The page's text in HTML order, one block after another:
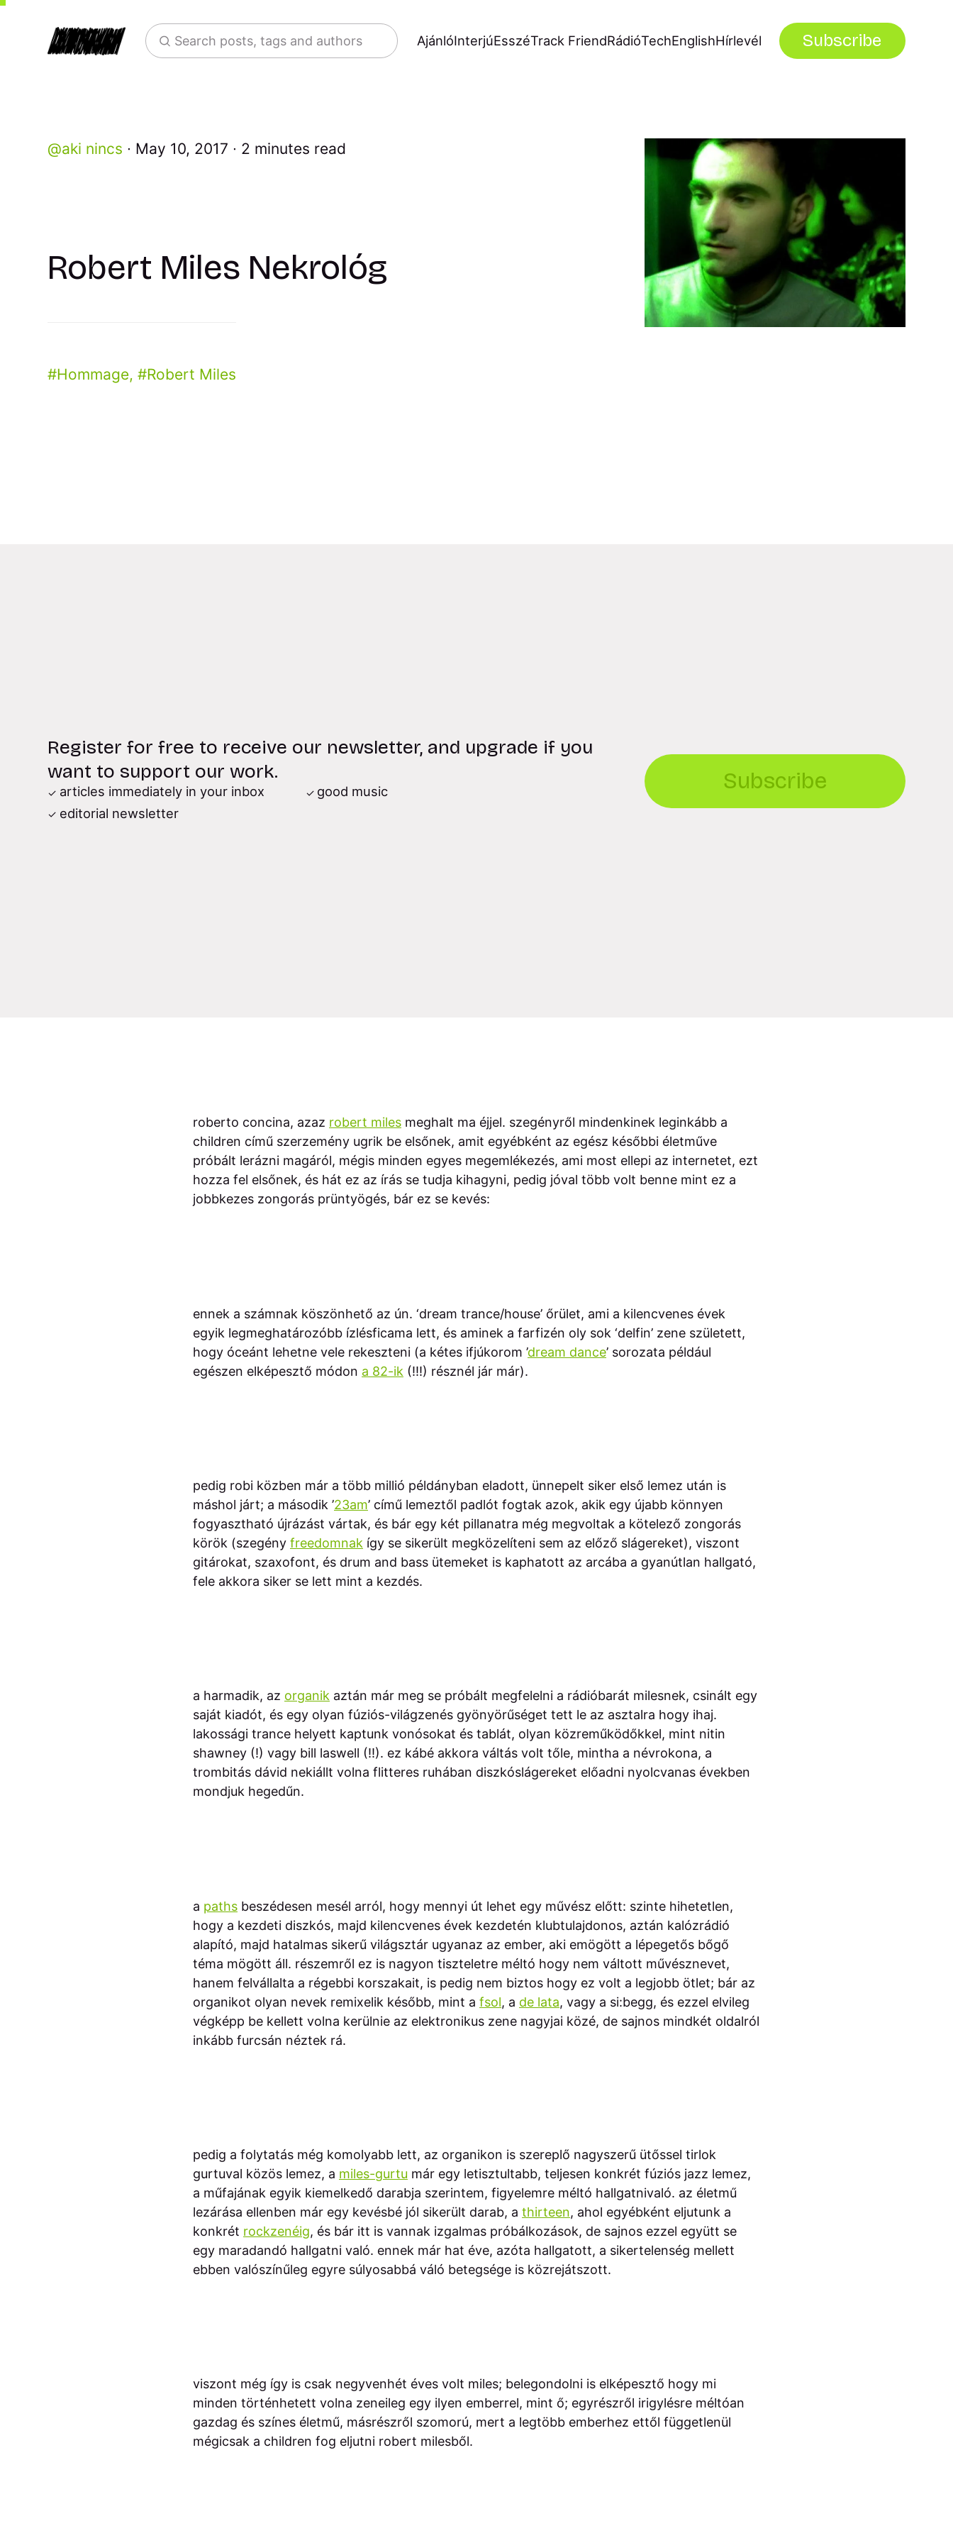
Search posts, tags and authors AjánlóInterjúEsszéTrack FriendRádióTechEnglishHírlevél Subscribe
aki nincs May 10, 2017 2 minutes read
Robert Miles Nekrológ
Hommage, Robert Miles
Register for free to receive our newsletter, and upgrade if you
want to support our work.
articles immediately in your inbox
editorial newsletter
good music Subscribe
roberto concina, azaz robert miles meghalt ma éjjel. szegényről mindenkinek leginkább a
children című szerzemény ugrik be elsőnek, amit egyébként az egész későbbi életműve
próbált lerázni magáról, mégis minden egyes megemlékezés, ami most ellepi az internetet, ezt
hozza fel elsőnek, és hát ez az írás se tudja kihagyni, pedig jóval több volt benne mint ez a
jobbkezes zongorás prüntyögés, bár ez se kevés:
ennek a számnak köszönhető az ún. ‘dream trance/house’ őrület, ami a kilencvenes évek
egyik legmeghatározóbb ízlésficama lett, és aminek a farfizén oly sok ‘delfin’ zene született,
hogy óceánt lehetne vele rekeszteni (a kétes ifjúkorom ’dream dance’ sorozata például
egészen elképesztő módon a 82-ik (!!!) résznél jár már).
pedig robi közben már a több millió példányban eladott, ünnepelt siker első lemez után is
máshol járt; a második ’23am’ című lemeztől padlót fogtak azok, akik egy újabb könnyen
fogyasztható újrázást vártak, és bár egy két pillanatra még megvoltak a kötelező zongorás
körök (szegény freedomnak így se sikerült megközelíteni sem az előző slágereket), viszont
gitárokat, szaxofont, és drum and bass ütemeket is kaphatott az arcába a gyanútlan hallgató,
fele akkora siker se lett mint a kezdés.
a harmadik, az organik aztán már meg se próbált megfelelni a rádióbarát milesnek, csinált egy
saját kiadót, és egy olyan fúziós-világzenés gyönyörűséget tett le az asztalra hogy ihaj.
lakossági trance helyett kaptunk vonósokat és tablát, olyan közreműködőkkel, mint nitin
shawney (!) vagy bill laswell (!!). ez kábé akkora váltás volt tőle, mintha a névrokona, a
trombitás dávid nekiállt volna flitteres ruhában diszkóslágereket előadni nyolcvanas években
mondjuk hegedűn.
a paths beszédesen mesél arról, hogy mennyi út lehet egy művész előtt: szinte hihetetlen,
hogy a kezdeti diszkós, majd kilencvenes évek kezdetén klubtulajdonos, aztán kalózrádió
alapító, majd hatalmas sikerű világsztár ugyanaz az ember, aki emögött a lépegetős bőgő
téma mögött áll. részemről ez is nagyon tiszteletre méltó hogy nem váltott művésznevet,
hanem felvállalta a régebbi korszakait, is pedig nem biztos hogy ez volt a legjobb ötlet; bár az
organikot olyan nevek remixelik később, mint a fsol, a de lata, vagy a si:begg, és ezzel elvileg
végképp be kellett volna kerülnie az elektronikus zene nagyjai közé, de sajnos mindkét oldalról
inkább furcsán néztek rá.
pedig a folytatás még komolyabb lett, az organikon is szereplő nagyszerű ütőssel tirlok
gurtuval közös lemez, a miles-gurtu már egy letisztultabb, teljesen konkrét fúziós jazz lemez,
a műfajának egyik kiemelkedő darabja szerintem, figyelemre méltó hallgatnivaló. az életmű
lezárása ellenben már egy kevésbé jól sikerült darab, a thirteen, ahol egyébként eljutunk a
konkrét rockzenéig, és bár itt is vannak izgalmas próbálkozások, de sajnos ezzel együtt se
egy maradandó hallgatni való. ennek már hat éve, azóta hallgatott, a sikertelenség mellett
ebben valószínűleg egyre súlyosabbá váló betegsége is közrejátszott.
viszont még így is csak negyvenhét éves volt miles; belegondolni is elképesztő hogy mi
minden történhetett volna zeneileg egy ilyen emberrel, mint ő; egyrészről irigylésre méltóan
gazdag és színes életmű, másrészről szomorú, mert a legtöbb emberhez ettől függetlenül
mégicsak a children fog eljutni robert milesből.